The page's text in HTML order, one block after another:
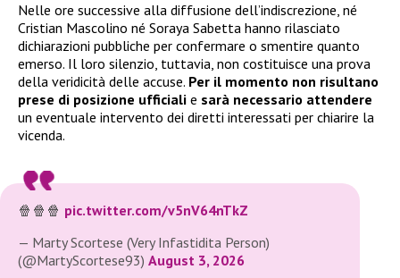
Nelle ore successive alla diffusione dell’indiscrezione, né
Cristian Mascolino né Soraya Sabetta hanno rilasciato
dichiarazioni pubbliche per confermare o smentire quanto
emerso. Il loro silenzio, tuttavia, non costituisce una prova
della veridicità delle accuse. Per il momento non risultano
prese di posizione ufficiali e sarà necessario attendere
un eventuale intervento dei diretti interessati per chiarire la
vicenda.
🍿🍿🍿 pic.twitter.com/v5nV64nTkZ
— Marty Scortese (Very Infastidita Person)
(@MartyScortese93) August 3, 2026